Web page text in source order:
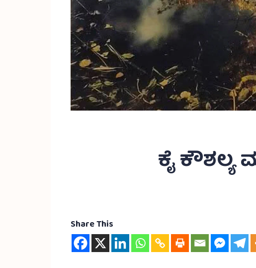
ಕೈ ಕೌಶಲ್ಯ
Share This